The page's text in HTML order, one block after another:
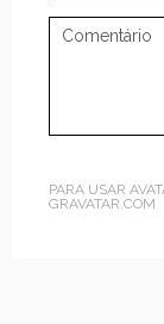
PARA USAR
GRAVATAR.COM